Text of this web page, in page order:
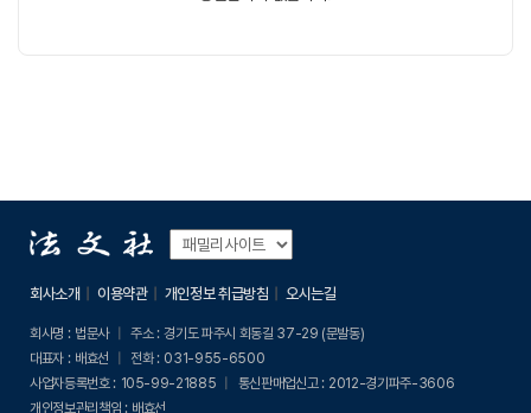
회사소개 이용약관 개인정보 취급방침 오시는길
회사명 : 법문사 주소 : 경기도 파주시 회동길 37-29 (문발동)
대표자 : 배효선 전화 : 031-955-6500
사업자등록번호 : 105-99-21885 통신판매업신고 : 2012-경기파주-3606
개인정보관리책임 : 배효선